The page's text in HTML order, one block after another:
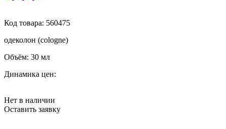
Код товара: 560475
одеколон (cologne)
Объём: 30 мл
Динамика цен:
Нет в наличии
Оставить заявку